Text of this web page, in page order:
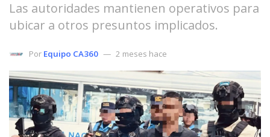
Las autoridades mantienen operativos para
ubicar a otros presuntos implicados.
Por Equipo CA360 2 meses hace